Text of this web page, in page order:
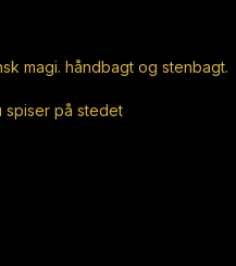
magi. håndbagt og stenbagt.
spiser på stedet